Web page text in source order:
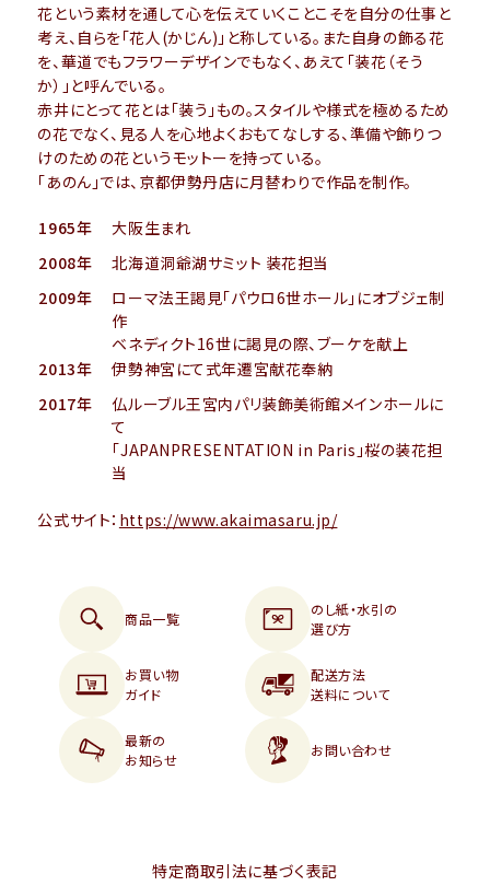
花という素材を通して心を伝えていくことこそを自分の仕事と
考え、自らを「花人(かじん)」と称している。また自身の飾る花
を、華道でもフラワーデザインでもなく、あえて「装花（そう
か）」と呼んでいる。
赤井にとって花とは「装う」もの。スタイルや様式を極めるため
の花でなく、見る人を心地よくおもてなしする、準備や飾りつ
けのための花というモットーを持っている。
「あのん」では、京都伊勢丹店に月替わりで作品を制作。
1965年
大阪生まれ
2008年
北海道洞爺湖サミット 装花担当
2009年
ローマ法王謁見「パウロ6世ホール」にオブジェ制
作
ベネディクト16世に謁見の際、ブーケを献上
2013年
伊勢神宮にて式年遷宮献花奉納
2017年
仏ルーブル王宮内パリ装飾美術館メインホールに
て
「JAPANPRESENTATION in Paris」桜の装花担
当
公式サイト： https://www.akaimasaru.jp/
商品一覧
のし紙・水引の
選び方
お買い物
ガイド
配送方法
送料について
最新の
お知らせ
お問い合わせ
特定商取引法に基づく表記